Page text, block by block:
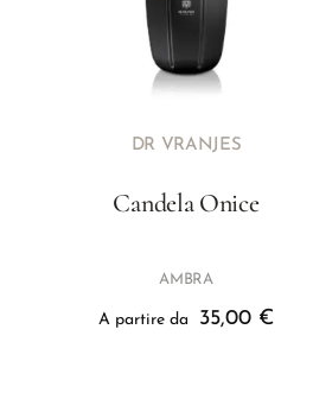
DR VRANJES
Candela Onice
AMBRA
A partire da 35,00 €